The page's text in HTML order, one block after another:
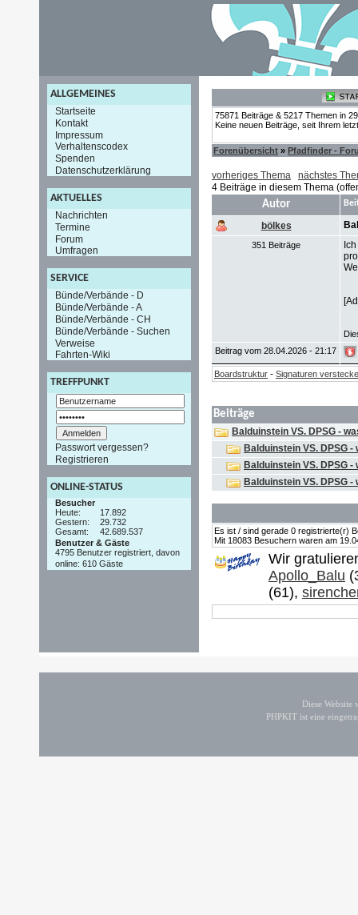
ALLGEMEINES
Startseite
Kontakt
Impressum
Verhaltenscodex
Spenden
Datenschutzerklärung
AKTUELLES
Nachrichten
Termine
Forum
Umfragen
SERVICE
Bünde/Verbände - D
Bünde/Verbände - A
Bünde/Verbände - CH
Bünde/Verbände - Suchen
Verweise
Fahrten-Wiki
TREFFPUNKT
Passwort vergessen?
Registrieren
ONLINE-STATUS
Besucher
Heute:
17.892
Gestern:
29.732
Gesamt:
42.689.537
Benutzer & Gäste
4795 Benutzer registriert, davon
online: 610 Gäste
75871 Beiträge & 5217 Themen in
Keine neuen Beiträge, seit Ihrem
Forenübersicht » Pfadfinder -
vorheriges Thema
nächstes
4 Beiträge in diesem Thema
Autor
bölkes
351 Beiträge
Beitrag vom 28.04.2026 - 21:17
Boardstruktur - Signaturen
Beiträge
Balduinstein VS. DPSG -
Balduinstein VS. DPSG
Balduinstein VS. DPSG
Balduinstein VS. DPSG
Es ist / sind gerade 0 registrierte(r)
Mit 18083 Besuchern waren am
Wir
Apollo_Balu
(61),
Diese
PHPKIT ist eine